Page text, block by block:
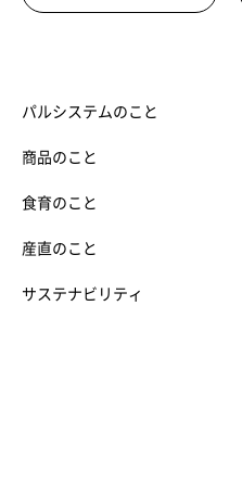
パルシステムのこと
商品のこと
食育のこと
産直のこと
サステナビリティ